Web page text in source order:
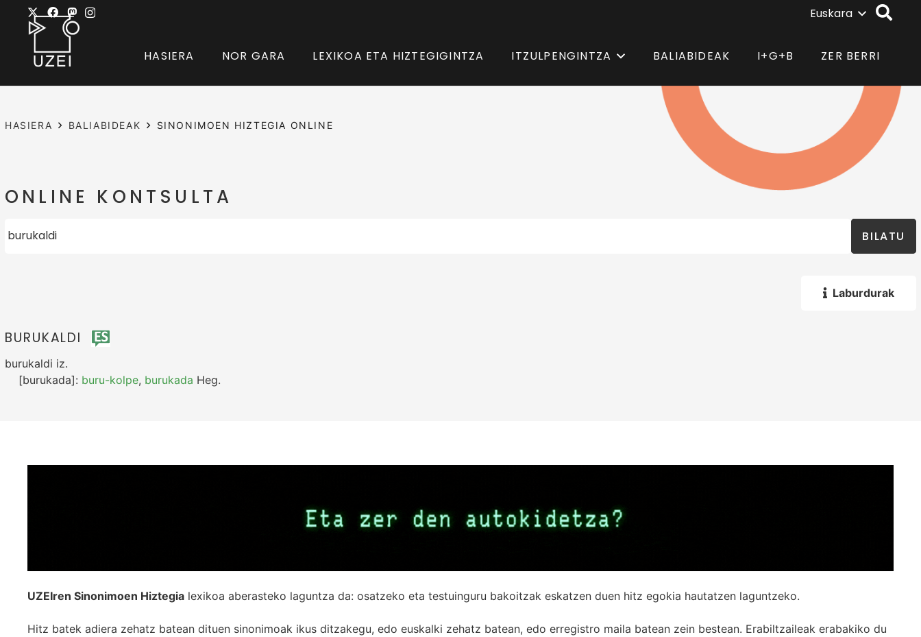
Euskara
HASIERA NOR GARA LEXIKOA ETA HIZTEGIGINTZA ITZULPENGINTZA BALIABIDEAK I+G+B ZER BERRI
HASIERA BALIABIDEAK SINONIMOEN HIZTEGIA ONLINE
ONLINE KONTSULTA
BILATU
Laburdurak
BURUKALDI
burukaldi iz.
[burukada]: buru-kolpe, burukada Heg.
UZEIren Sinonimoen Hiztegia lexikoa aberasteko laguntza da: osatzeko eta testuinguru bakoitzak eskatzen duen hitz egokia hautatzen laguntzeko.
Hitz batek adiera zehatz batean dituen sinonimoak ikus ditzakegu, edo euskalki zehatz batean, edo erregistro maila batean zein bestean. Erabiltzaileak erabakiko du